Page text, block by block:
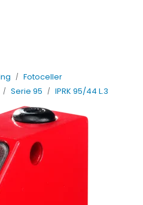
Fotoceller
Serie 95 IPRK 95/44 L.3